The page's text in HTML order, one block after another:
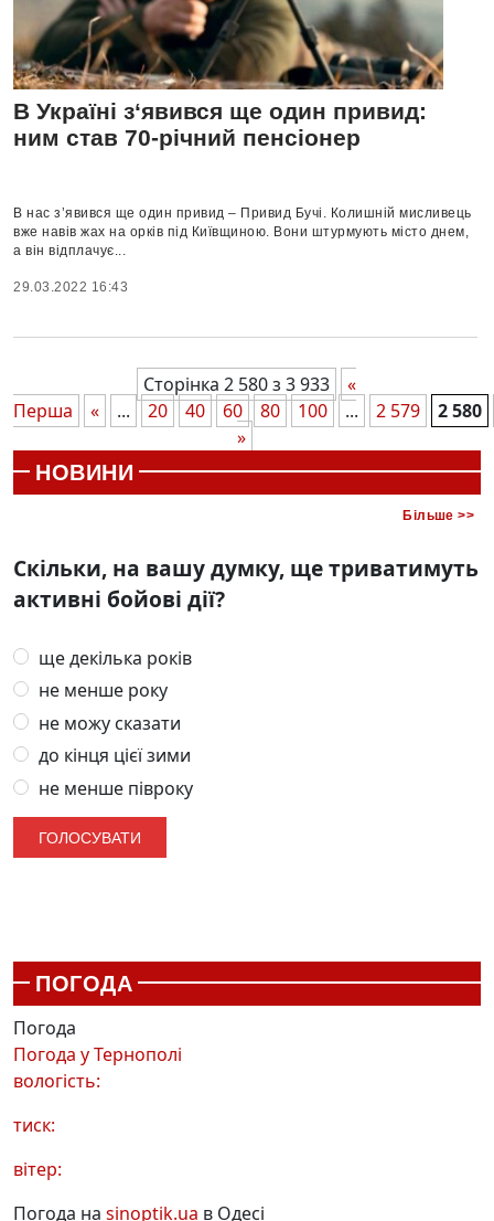
В Україні з‘явився ще один привид:
ним став 70-річний пенсіонер
В нас з’явився ще один привид – Привид Бучі. Колишній мисливець
вже навів жах на орків під Київщиною. Вони штурмують місто днем,
а він відплачує...
29.03.2022 16:43
Сторінка 2 580 з 3 933
«
Перша
« ... 20 40 60 80 100 ... 2 579
2 580
»
НОВИНИ
Більше >>
Скільки, на вашу думку, ще триватимуть
активні бойові дії?
ще декілька років
не менше року
не можу сказати
до кінця цієї зими
не менше півроку
ПОГОДА
Погода
Погода уТернополі
вологість:
тиск:
вітер:
Погода на sinoptik.ua в Одесі